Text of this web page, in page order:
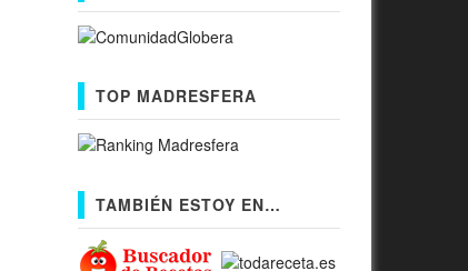
TOP MADRESFERA
TAMBIÉN ESTOY EN…